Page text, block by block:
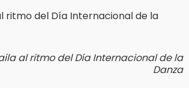
al ritmo del Día Internacional de la
Danza